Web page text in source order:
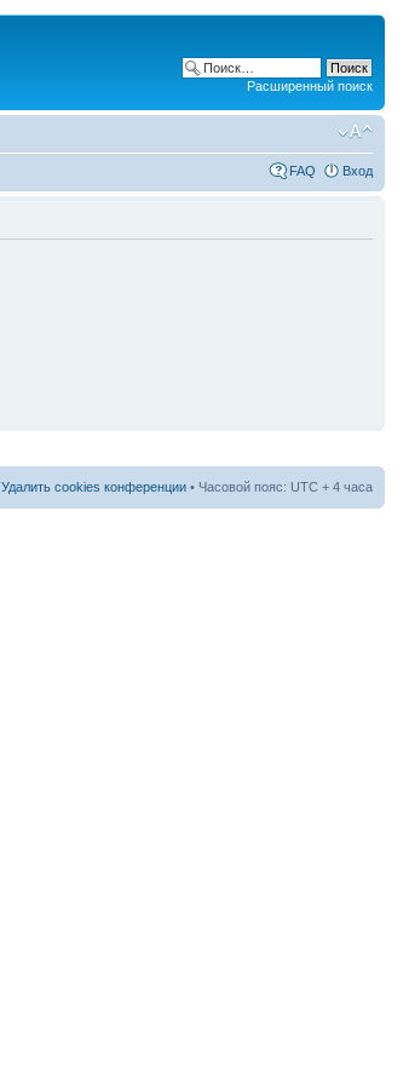
Расширенный поиск
FAQ Вход
Удалить cookies конференции • Часовой пояс: UTC + 4 часа